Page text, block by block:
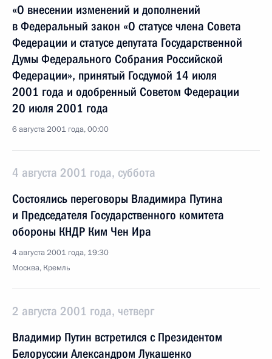
«О внесении изменений и дополнений
в Федеральный закон «О статусе члена Совета
Федерации и статусе депутата Государственной
Думы Федерального Собрания Российской
Федерации», принятый Госдумой 14 июля
2001 года и одобренный Советом Федерации
20 июля 2001 года
6 августа 2001 года, 00:00
4 августа 2001 года, суббота
Состоялись переговоры Владимира Путина
и Председателя Государственного комитета
обороны КНДР Ким Чен Ира
4 августа 2001 года, 19:30
Москва, Кремль
2 августа 2001 года, четверг
Владимир Путин встретился с Президентом
Белоруссии Александром Лукашенко